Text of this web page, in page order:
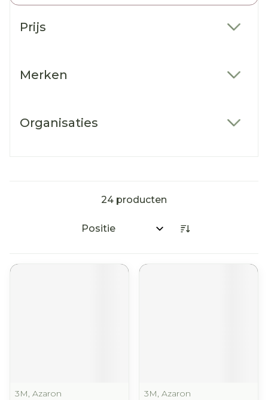
Prijs
Merken
Organisaties
24 producten
Sorteer op:
3M, Azaron
3M, Azaron